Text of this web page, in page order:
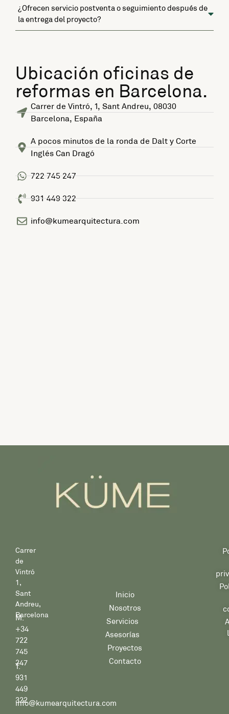
¿Ofrecen servicio postventa o seguimiento después de
la entrega del proyecto?
Ubicación oficinas de
reformas en Barcelona.
Carrer de Vintró, 1, Sant Andreu, 08030
Barcelona, España
A pocos minutos de la ronda de Dalt y Corte
Inglés Can Dragó
722 745 247
931 449 322
info@kumearquitectura.com
Carrer
de
Vintró
1,
Sant
Andreu,
Barcelona
M.
+34
722
745
247
T.
931
449
322
info@kumearquitectura.com
Inicio
Nosotros
Servicios
Asesorías
Proyectos
Contacto